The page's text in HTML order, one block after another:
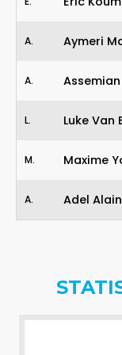
Aymeri
A.
A.
Luke Van
L.
Maxime
M.
Adel Alain
A.